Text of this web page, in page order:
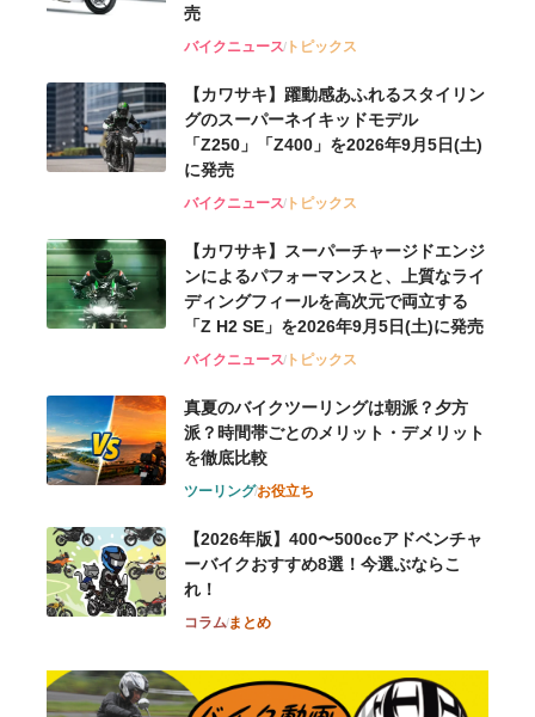
売
バイクニューストピックス
【カワサキ】躍動感あふれるスタイリン
グのスーパーネイキッドモデル
「Z250」「Z400」を2026年9月5日(土)
に発売
バイクニューストピックス
【カワサキ】スーパーチャージドエンジ
ンによるパフォーマンスと、上質なライ
ディングフィールを高次元で両立する
「Z H2 SE」を2026年9月5日(土)に発売
バイクニューストピックス
真夏のバイクツーリングは朝派？夕方
派？時間帯ごとのメリット・デメリット
を徹底比較
ツーリングお役立ち
【2026年版】400〜500ccアドベンチャ
ーバイクおすすめ8選！今選ぶならこ
れ！
コラムまとめ